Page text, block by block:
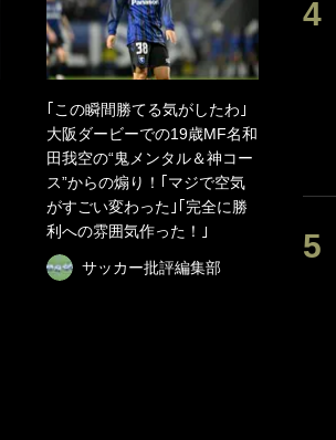
｢この瞬間勝てる気がしたわ｣
大阪ダービーでの19歳MF名和
田我空の“鬼メンタル＆神コー
ス”からの煽り！｢マジで空気
がすごい変わった｣｢完全に勝
利への雰囲気作った！｣
サッカー批評編集部